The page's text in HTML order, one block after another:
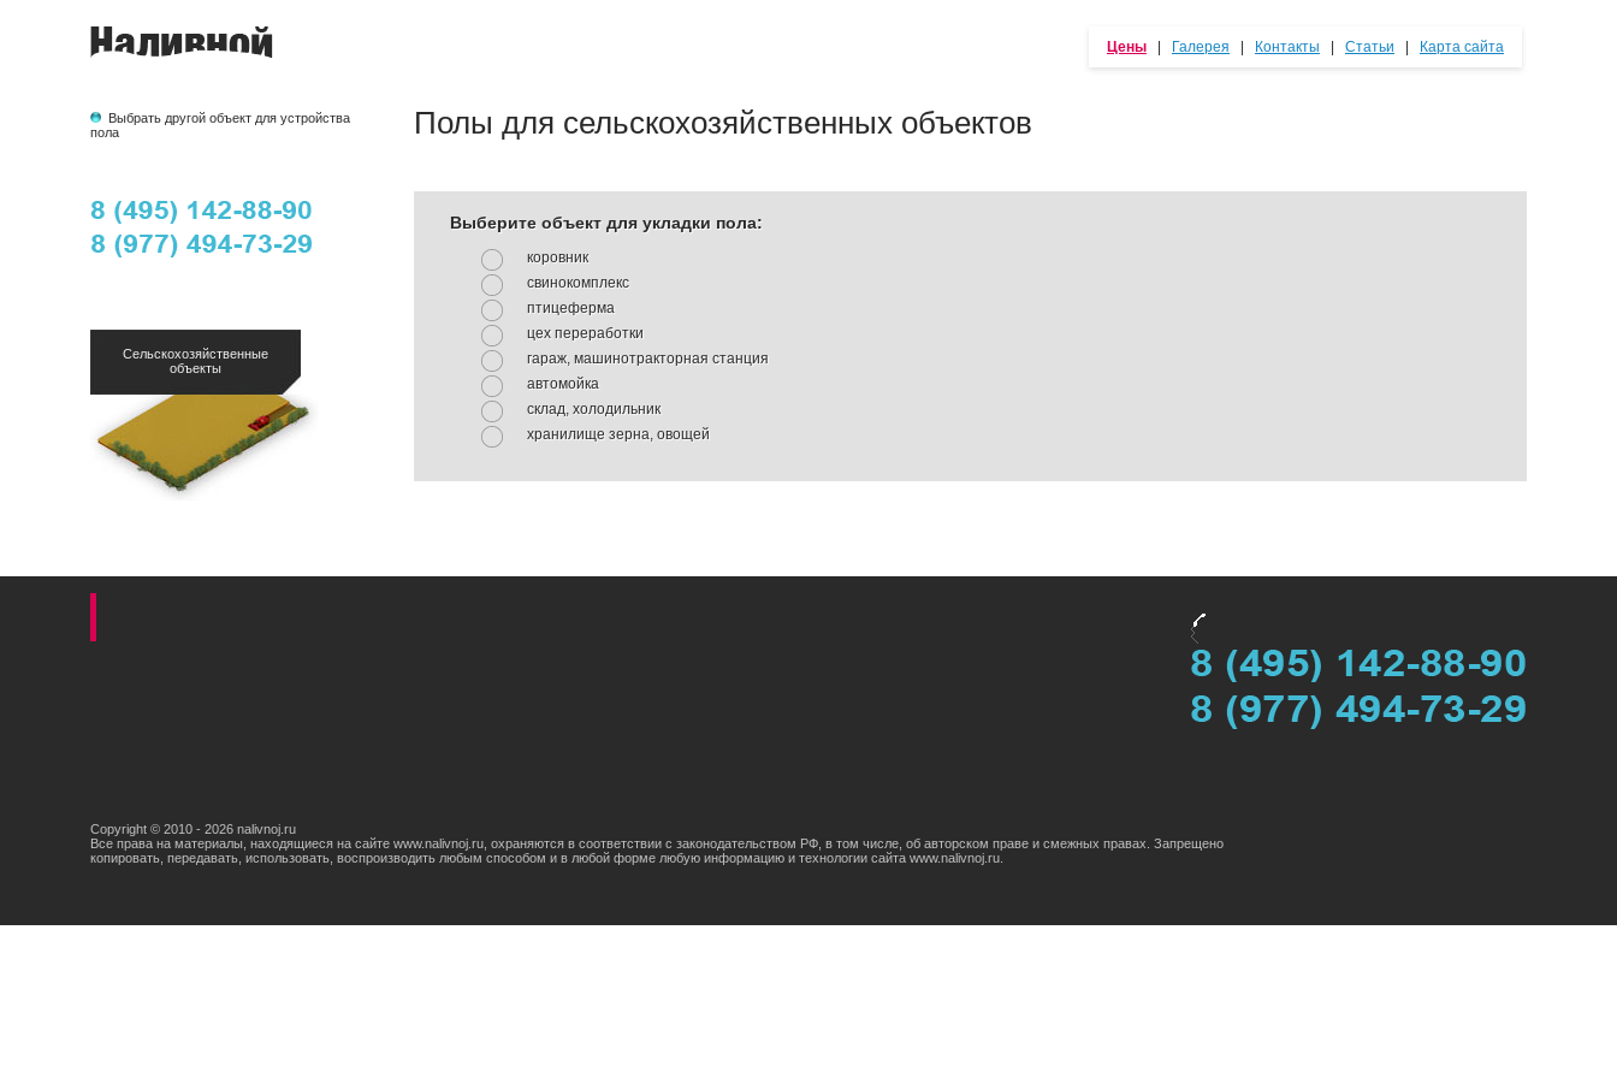
Выбрать другой объект для устройства
пола
Сельскохозяйственные
объекты
Цены| Галерея Контакты Статьи Карта сайта
Полы для сельскохозяйственных объектов
Выберите объект для укладки пола:
коровник
свинокомплекс
птицеферма
цех переработки
гараж, машинотракторная станция
автомойка
склад, холодильник
хранилище зерна, овощей
Copyright © 2010 - 2026 nalivnoj.ru
Все права на материалы, находящиеся на сайте www.nalivnoj.ru, охраняются в соответствии с законодательством РФ, в том числе, об авторском праве и смежных правах. Запрещено
копировать, передавать, использовать, воспроизводить любым способом и в любой форме любую информацию и технологии сайта www.nаlivnoj.ru.